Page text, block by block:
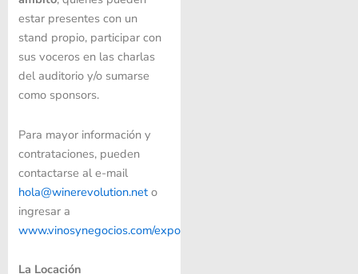
estar presentes con un
stand propio, participar con
sus voceros en las charlas
del auditorio y/o sumarse
como sponsors.
Para mayor información y
contrataciones, pueden
contactarse al e-mail
hola@winerevolution.neto
ingresar a
www.vinosynegocios.com/expo
La Locación